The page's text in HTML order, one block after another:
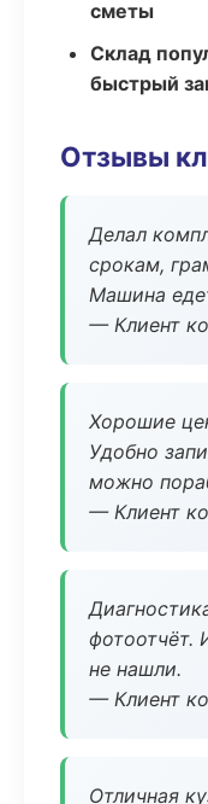
сметы
Склад
быстрый
Отзывы
Делал
срокам,
Машина
— Клиент
Хорошие
Удобно
можно
— Клиент
фотоотчёт.
не нашли.
— Клиент
Отличная